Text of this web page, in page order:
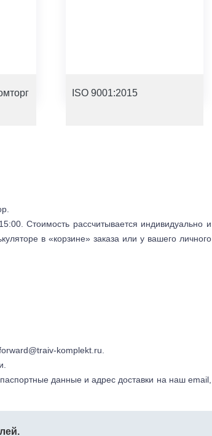
ISO 9001:2015
Стоимость рассчитывается индивидуально и
в «корзине» заказа или у вашего личного
komplekt.ru
паспортные данные и адрес доставки на наш email,